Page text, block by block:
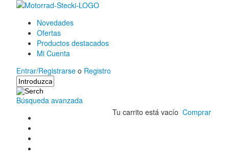
Novedades
Ofertas
Productos destacados
Mi Cuenta
Entrar/Registrarse o Registro
Búsqueda avanzada
Tu carrito está vacío Comprar